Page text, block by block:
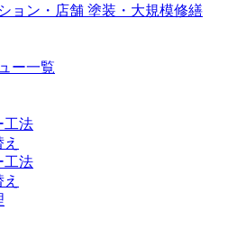
ョン・店舗 塗装・大規模修繕
ー一覧
工法
工法